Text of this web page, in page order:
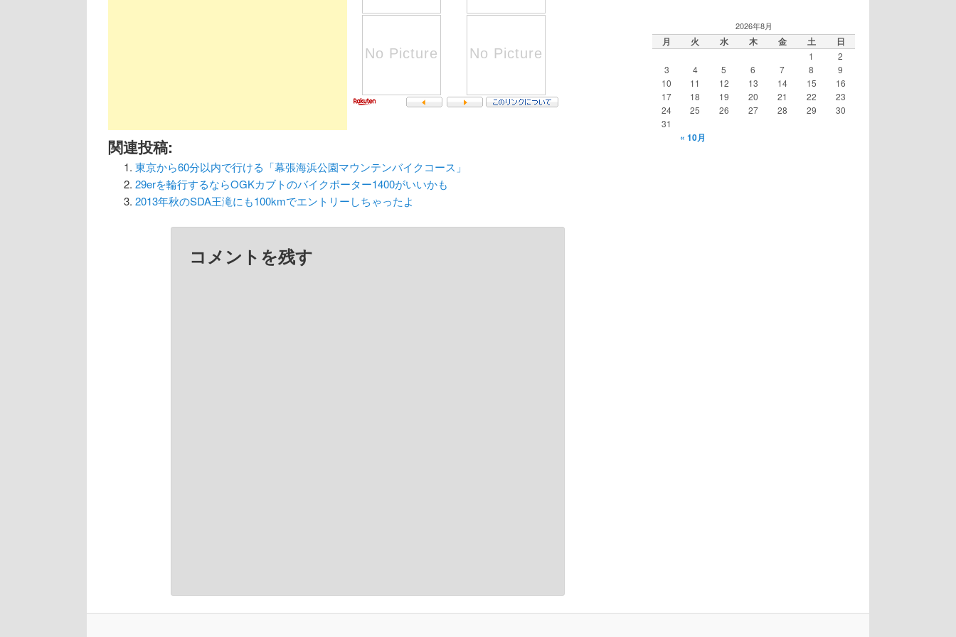
関連投稿:
東京から60分以内で行ける「幕張海浜公園マウンテンバイクコース」
29erを輪行するならOGKカブトのバイクポーター1400がいいかも
2013年秋のSDA王滝にも100kmでエントリーしちゃったよ
コメントを残す
2026年8月
月 火 水 木 金 土 日
1
2
3
4 5 6 7 8
9
10
11 12 13 14 15
16
17
18 19 20 21 22
23
24
25 26 27 28 29
30
31
« 10月